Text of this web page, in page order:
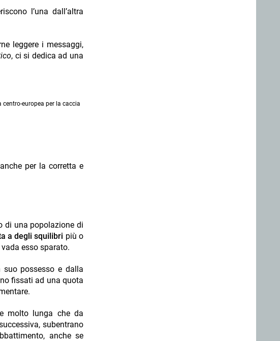
l’una dall’altra
leggere i messaggi,
, ci si dedica ad una
centro-europea per la caccia
per la corretta e
di una popolazione di
a degli squilibri più o
esso sparato.
suo possesso e dalla
fissati ad una quota
molto lunga che da
subentrano
anche se